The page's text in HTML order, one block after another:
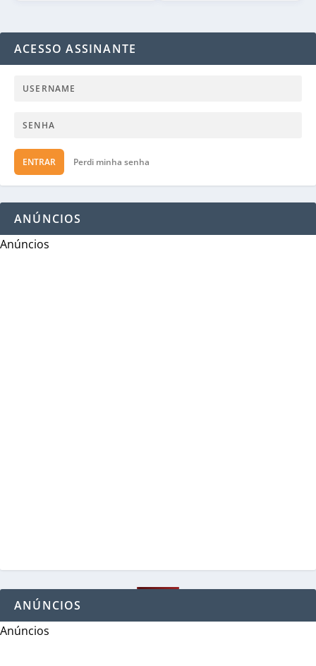
ACESSO ASSINANTE
ENTRAR Perdi minha senha
ANÚNCIOS
Anúncios
ANÚNCIOS
Anúncios